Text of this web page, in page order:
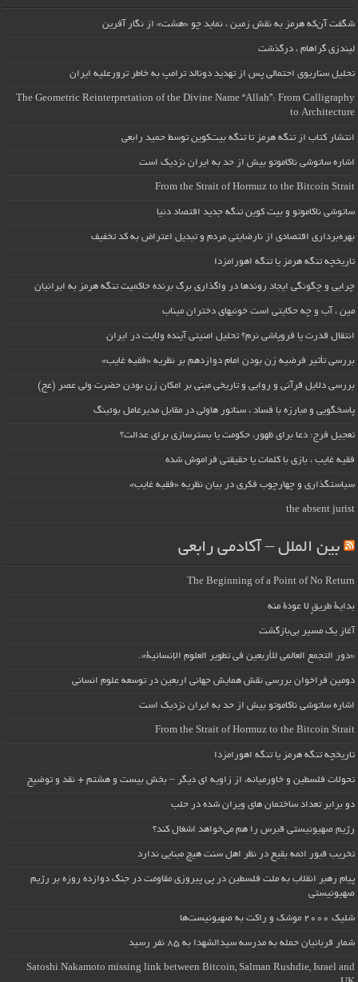
شگفت آن‌که هرمز به نقش زمین ، نماید چو «هشت» از نگار آفرین
لیندزی گراهام ، درگذشت
تحلیل سناریوی احتمالی پس از تهدید دونالد ترامپ به خاطر ترورعلیه ایران
The Geometric Reinterpretation of the Divine Name “Allah”: From Calligraphy
to Architecture
انتشار کتاب از تنگه هرمز تا تنگه بیت‌کوین توسط حمید رابعی
اشاره ساتوشی ناکاموتو بیش از حد به ایران نزدیک است
From the Strait of Hormuz to the Bitcoin Strait
ساتوشی ناکاموتو و بیت کوین تنگه جدید اقتصاد دنیا
بهره‌برداری اقتصادی از نارضایتی مردم و تبدیل اعتراض به کد تخفیف
تاریخچه تنگه هرمز یا تنگه اهورامزدا
چرایی و چگونگی ایجاد روندها در واگذاری برگ برنده حاکمیت تنگه هرمز به ایرانیان
مین ، آب و چه حکایتی است خونبهای دختران میناب
انتقال قدرت یا فروپاشی نرم؟ تحلیل امنیتی آینده ولایت در ایران
بررسی تأثیر فرضیه زن بودن امام دوازدهم بر نظریه «فقیه غایب»
بررسی دلایل قرآنی و روایی و تاریخی مبنی بر امکان زن بودن حضرت ولی عصر (عج)
پاسخگویی و مبارزه با فساد ، سناتور هاولی در مقابل مدیرعامل بوئینگ
تعجیل فرج: دعا برای ظهور، حکومت یا بسترسازی برای عدالت؟
فقیه غایب ، بازی با کلمات یا حقیقتی فراموش شده
سیاستگذاری و چهارچوب فکری در بیان نظریه «فقیه غایب»
the absent jurist
بین الملل – آکادمی رابعی
The Beginning of a Point of No Return
بداية طريقٍ لا عودة منه
آغاز یک مسیر بی‌بازگشت
«دور التجمع العالمي للأربعين في تطوير العلوم الإنسانية».
دومین فراخوان بررسی نقش همایش جهانی اربعین در توسعه علوم انسانی
اشاره ساتوشی ناکاموتو بیش از حد به ایران نزدیک است
From the Strait of Hormuz to the Bitcoin Strait
تاریخچه تنگه هرمز یا تنگه اهورامزدا
تحولات فلسطین و خاورمیانه، از زاویه ای دیگر – بخش بیست و هشتم + نقد و توضیح
دو برابر تعداد ساختمان های ویران شده در حلب
رژیم صهیونیستی قبرس را هم می‌خواهد اشغال کند؟
تخریب قبور ائمه بقیع در نظر اهل سنت هیچ مبنایی ندارد
پیام رهبر انقلاب به ملت فلسطین در پی پیروزی مقاومت در جنگ دوازده روزه بر رژیم
صهیونیستی
شلیک ۲۰۰۰ موشک و راکت به صهیونیست‌ها
شمار قربانیان حمله به مدرسه سیدالشهدا به ۸۵ نفر رسید
Satoshi Nakamoto missing link between Bitcoin, Salman Rushdie, Israel and